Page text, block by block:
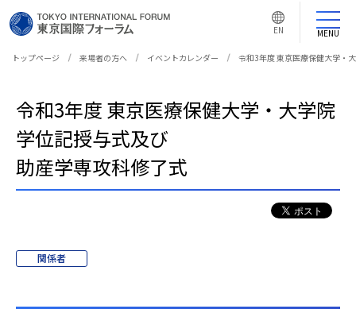
言
語
切
え
ボ
EN MENU
トップページ 来場者の方へ イベントカレンダー 令和3年度 東京医療保健大学・
令和3年度 東京医療保健大学・大学院
学位記授与式及び
助産学専攻科修了式
関係者